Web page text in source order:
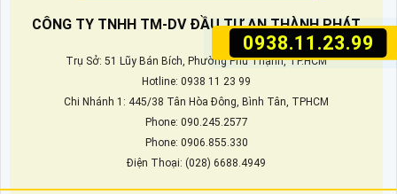
0938.11.23.99
CÔNG TY TNHH TM-DV ĐẦU TƯ AN THÀNH PHÁT
Trụ Sở: 51 Lũy Bán Bích, Phường Phú Thạnh, TP.HCM
Hotline: 0938 11 23 99
Chi Nhánh 1: 445/38 Tân Hòa Đông, Bình Tân, TPHCM
Phone: 090.245.2577
Phone: 0906.855.330
Điện Thoại: (028) 6688.4949